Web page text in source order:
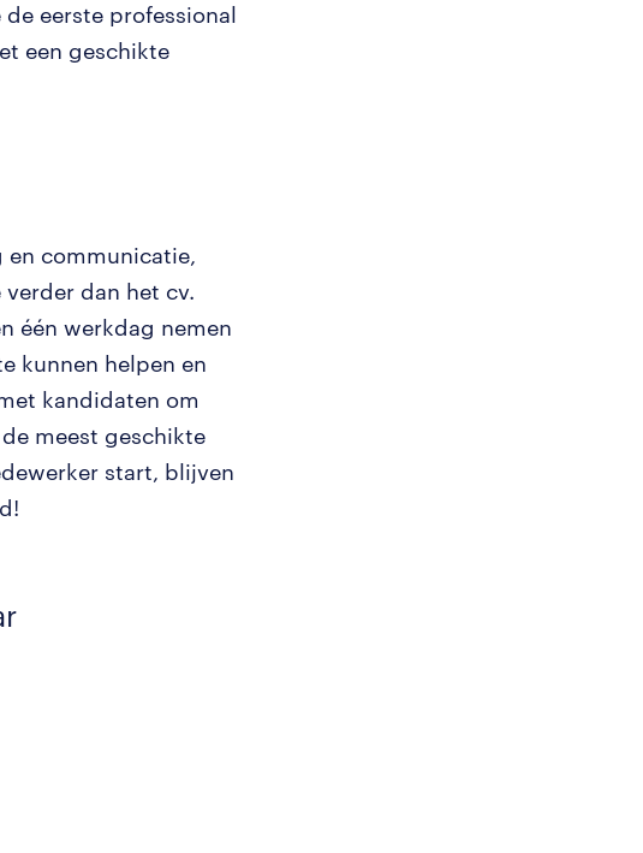
eerste professional
een geschikte
en communicatie,
dan het cv.
één werkdag nemen
kunnen helpen en
kandidaten om
meest geschikte
start, blijven